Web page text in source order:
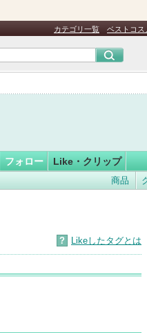
カテゴリ一覧 ベストコス
フォロー Like・クリップ
商品
? Likeしたタグとは